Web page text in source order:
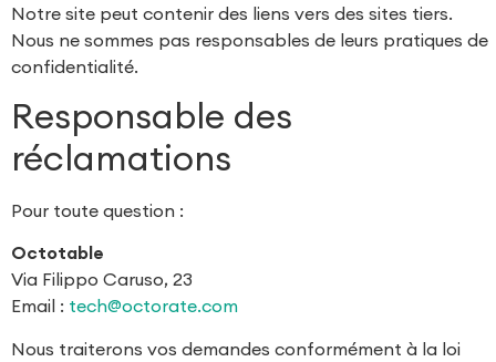
Notre site peut contenir des liens vers des sites tiers.
Nous ne sommes pas responsables de leurs pratiques de
confidentialité.
Responsable des
réclamations
Pour toute question :
Octotable
Via Filippo Caruso, 23
Email : tech@octorate.com
Nous traiterons vos demandes conformément à la loi